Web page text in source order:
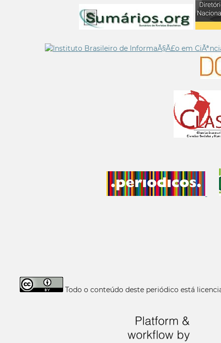
Todo o conteúdo deste periódico está